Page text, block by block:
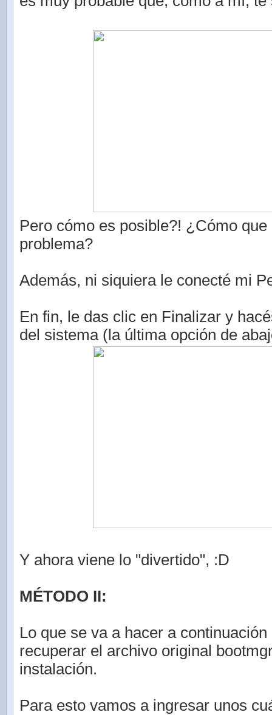
Pero cómo es posible?! ¿Cómo que
problema?
Además, ni siquiera le conecté mi
En fin, le das clic en Finalizar y
del sistema (la última opción de
Y ahora viene lo "divertido", :D
MÉTODO II:
Lo que se va a hacer a
recuperar el archivo original
instalación.
Para esto vamos a ingresar unos